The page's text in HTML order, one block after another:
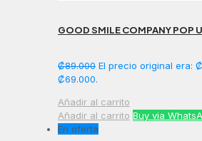
GOOD SMILE COMPANY POP
₡89.000 El precio original era:
₡69.000.
Añadir al carrito
Añadir al carrito Buy via
En oferta